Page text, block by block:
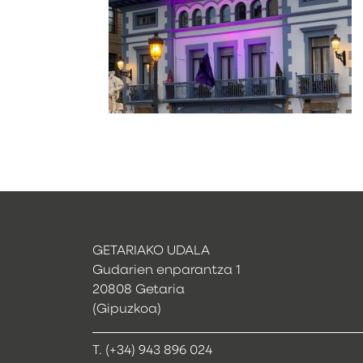
GETARIAKO UDALA
Gudarien enparantza 1
20808 Getaria
(Gipuzkoa)
T. (+34) 943 896 024